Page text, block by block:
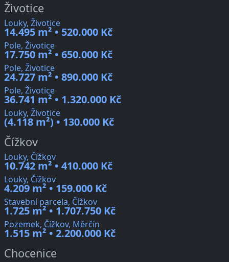
Životice
Louky, Životice
14.495 m² • 520.000 Kč
Pole, Životice
17.750 m² • 650.000 Kč
Pole, Životice
24.727 m² • 890.000 Kč
Pole, Životice
36.741 m² • 1.320.000 Kč
Louky, Životice
(4.118 m²) • 130.000 Kč
Čížkov
Louky, Čížkov
10.742 m² • 410.000 Kč
Louky, Čížkov
4.209 m² • 159.000 Kč
Stavební parcela, Čížkov
1.725 m² • 1.707.750 Kč
Pozemek, Čížkov, Měrčín
1.515 m² • 2.200.000 Kč
Chocenice